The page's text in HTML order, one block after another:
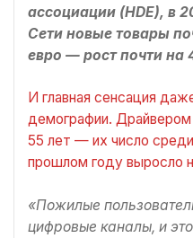
ассоциации (HDE), в
Сети новые товары
евро — рост почти на
И главная сенсация
демографии.
55 лет — их число
прошлом году выросло
«Пожилые
цифровые каналы, и